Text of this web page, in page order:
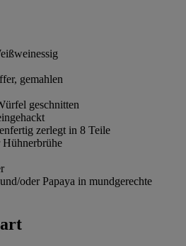
gemahlen
geschnitten
zerlegt in 8 Teile
Hühnerbrühe
oder Papaya in mundgerechte